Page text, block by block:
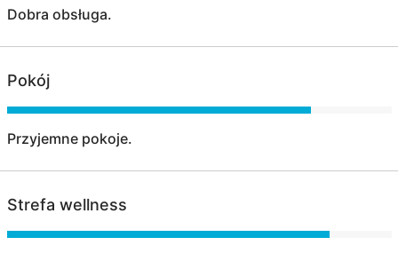
Dobra obsługa.
Pokój
Przyjemne pokoje.
Strefa wellness